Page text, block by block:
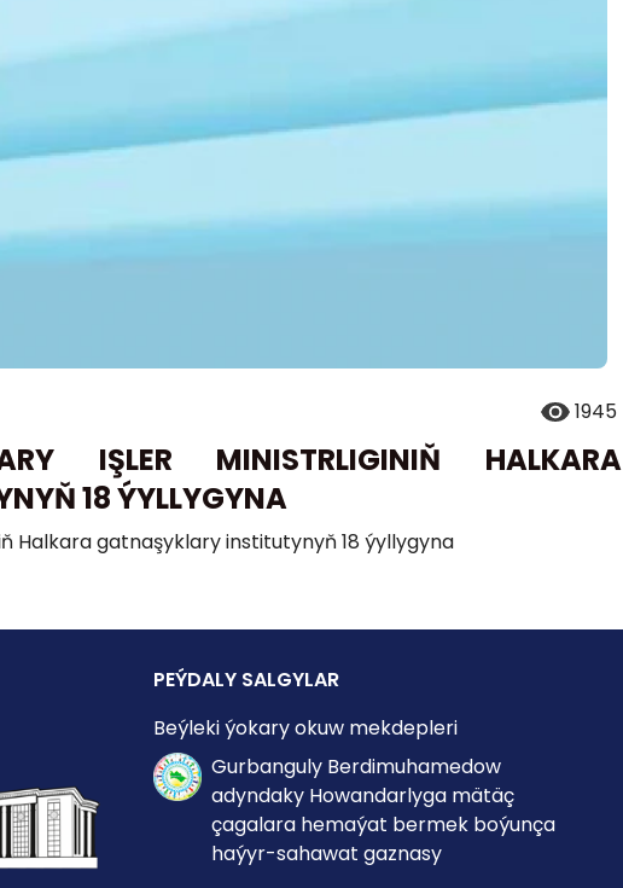
1945
IŞLER MINISTRLIGINIŇ HALKARA
18 ÝYLLYGYNA
Halkara gatnaşyklary institutynyň 18 ýyllygyna
PEÝDALY SALGYLAR
Beýleki ýokary okuw mekdepleri
Gurbanguly Berdimuhamedow
adyndaky Howandarlyga mätäç
çagalara hemaýat bermek boýunça
haýyr-sahawat gaznasy